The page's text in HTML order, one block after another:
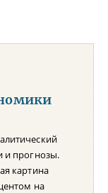
и прогнозы.
картина
на